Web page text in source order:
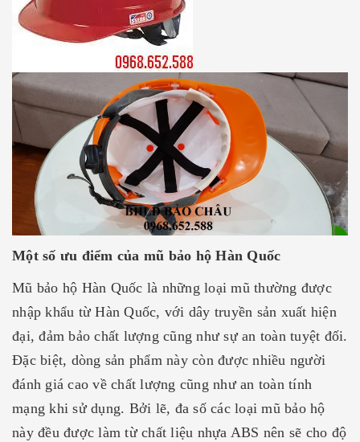
Một số ưu điểm của mũ bảo hộ Hàn Quốc
Mũ bảo hộ Hàn Quốc là những loại mũ thường được
nhập khẩu từ Hàn Quốc, với dây truyền sản xuất hiện
đại, đảm bảo chất lượng cũng như sự an toàn tuyệt đối.
Đặc biệt, dòng sản phẩm này còn được nhiều người
đánh giá cao về chất lượng cũng như an toàn tính
mạng khi sử dụng. Bởi lẽ, đa số các loại mũ bảo hộ
này đều được làm từ chất liệu nhựa ABS nên sẽ cho độ